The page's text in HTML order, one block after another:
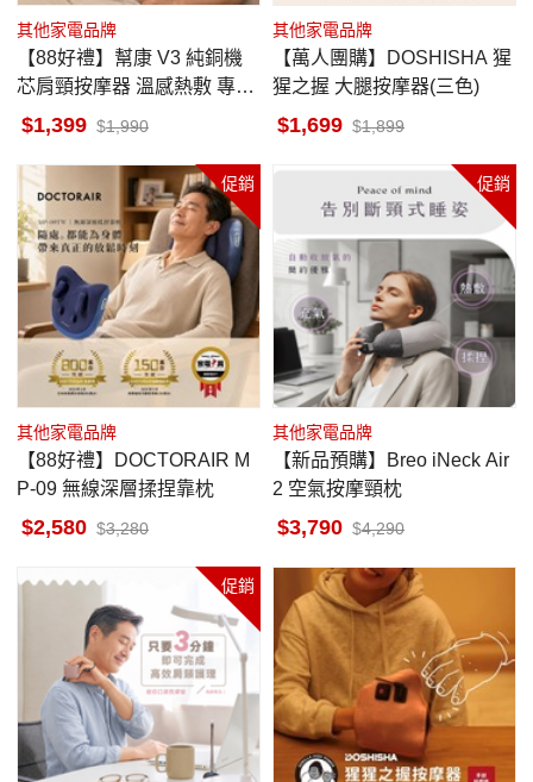
其他家電品牌
【88好禮】幫康 V3 純銅機
芯肩頸按摩器 溫感熱敷 專屬
按摩師
1,399 1,990
其他家電品牌
【萬人團購】DOSHISHA 猩
猩之握 大腿按摩器(三色)
1,699 1,899
促銷
其他家電品牌
【88好禮】DOCTORAIR M
P-09 無線深層揉捏靠枕
2,580 3,280
促銷
其他家電品牌
【新品預購】Breo iNeck Air
2 空氣按摩頸枕
3,790 4,290
促銷